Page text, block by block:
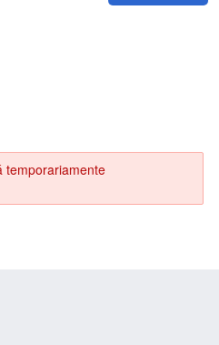
temporariamente